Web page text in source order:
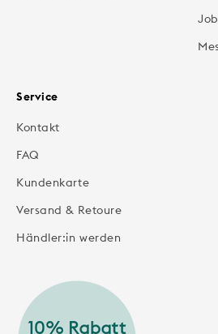
Service
Kontakt
FAQ
Kundenkarte
Versand & Retoure
Händler:in werden